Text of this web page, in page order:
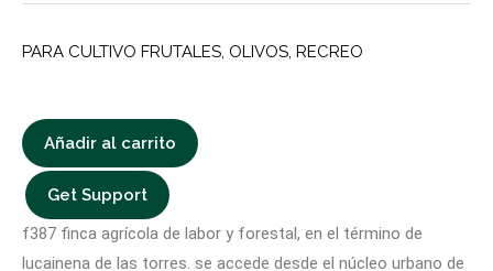
PARA CULTIVO FRUTALES, OLIVOS, RECREO
Añadir al carrito
Get Support
f387 finca agrícola de labor y forestal, en el término de
lucainena de las torres. se accede desde el núcleo urbano de